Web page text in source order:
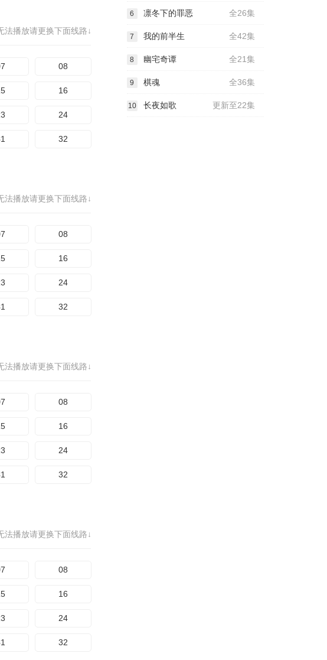
法播放请更换下面线路↓
08
16
24
32
法播放请更换下面线路↓
08
16
24
32
法播放请更换下面线路↓
08
16
24
32
法播放请更换下面线路↓
08
16
24
32
全26集
6 凛冬下的罪恶
全42集
7 我的前半生
全21集
8 幽宅奇谭
全36集
9 棋魂
更新至22集
10 长夜如歌